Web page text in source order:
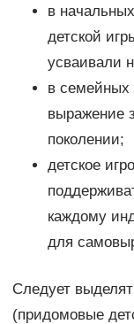
в
детской
усваивали
в семейных
выражение
поколении;
детское
каждому
для
Следует
(придомовые